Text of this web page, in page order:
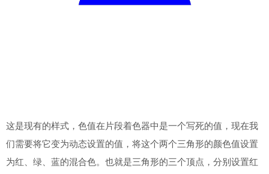
这是现有的样式，色值在片段着色器中是一个写死的值，现在我
们需要将它变为动态设置的值，将这个两个三角形的颜色值设置
为红、绿、蓝的混合色。也就是三角形的三个顶点，分别设置红